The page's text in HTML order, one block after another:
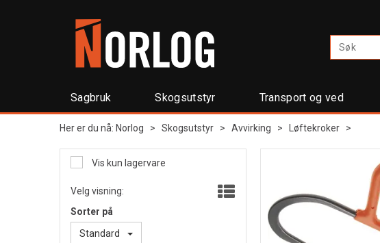
Sagbruk Skogsutstyr Transport og ved
Her er du nå: Norlog > Skogsutstyr > Avvirking > Løftekroker >
Vis kun lagervare
Velg visning:
Sorter på
Standard